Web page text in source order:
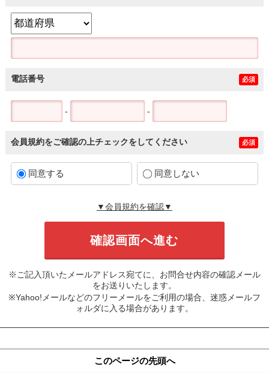
電話番号 必須
- -
会員規約をご確認の上チェックをしてください 必須
同意する 同意しない
▼会員規約を確認▼
※ご記入頂いたメールアドレス宛てに、お問合せ内容の確認メール
をお送りいたします。
※Yahoo!メールなどのフリーメールをご利用の場合、迷惑メールフ
ォルダに入る場合があります。
このページの先頭へ